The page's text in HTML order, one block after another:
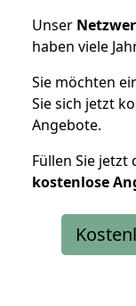
Unser
haben viele
Sie möchten
Sie sich jetzt
Angebote.
Füllen Sie jetzt
kostenlose